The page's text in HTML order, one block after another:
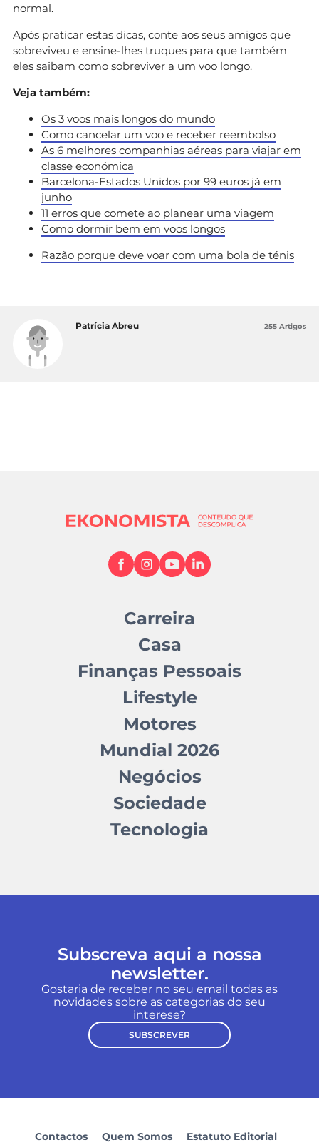
normal.
Após praticar estas dicas, conte aos seus amigos que
sobreviveu e ensine-lhes truques para que também
eles saibam como sobreviver a um voo longo.
Veja também:
Os 3 voos mais longos do mundo
Como cancelar um voo e receber reembolso
As 6 melhores companhias aéreas para viajar em
classe económica
Barcelona-Estados Unidos por 99 euros já em
junho
11 erros que comete ao planear uma viagem
Como dormir bem em voos longos
Razão porque deve voar com uma bola de ténis
Patrícia Abreu 255 Artigos
Carreira
Casa
Finanças Pessoais
Lifestyle
Motores
Mundial 2026
Negócios
Sociedade
Tecnologia
Subscreva aqui a nossa
newsletter.
Gostaria de receber no seu email todas as
novidades sobre as categorias do seu
interese?
SUBSCREVER
Contactos Quem Somos Estatuto Editorial